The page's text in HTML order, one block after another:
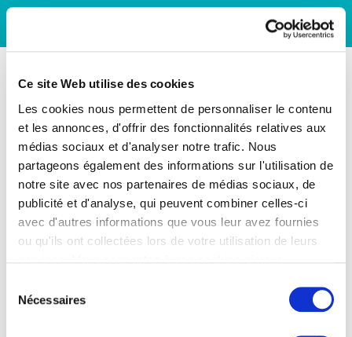
Ce site Web utilise des cookies
Les cookies nous permettent de personnaliser le contenu
et les annonces, d'offrir des fonctionnalités relatives aux
médias sociaux et d'analyser notre trafic. Nous
partageons également des informations sur l'utilisation de
notre site avec nos partenaires de médias sociaux, de
publicité et d'analyse, qui peuvent combiner celles-ci
avec d'autres informations que vous leur avez fournies
ou qu'ils ont collectées lors de votre utilisation de leurs
Nécessaires